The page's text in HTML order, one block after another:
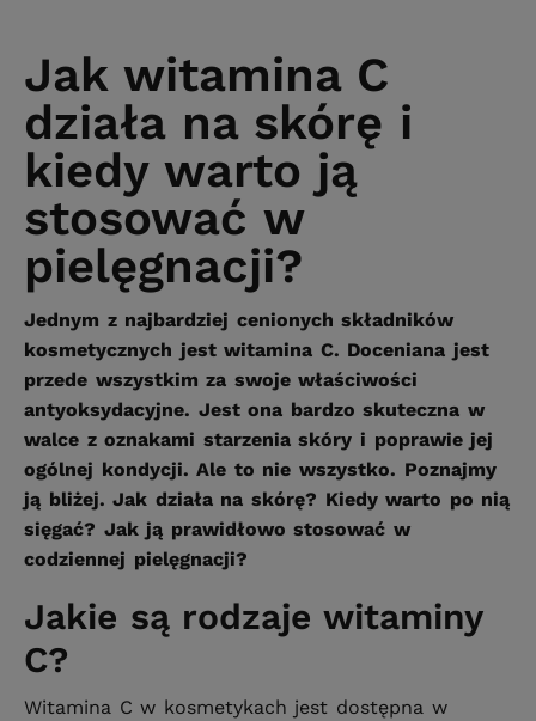
Jak witamina C
działa na skórę i
kiedy warto ją
stosować w
pielęgnacji?
Jednym z najbardziej cenionych składników
kosmetycznych jest witamina C. Doceniana jest
przede wszystkim za swoje właściwości
antyoksydacyjne. Jest ona bardzo skuteczna w
walce z oznakami starzenia skóry i poprawie jej
ogólnej kondycji. Ale to nie wszystko. Poznajmy
ją bliżej. Jak działa na skórę? Kiedy warto po nią
sięgać? Jak ją prawidłowo stosować w
codziennej pielęgnacji?
Jakie są rodzaje witaminy
C?
Witamina C w kosmetykach jest dostępna w